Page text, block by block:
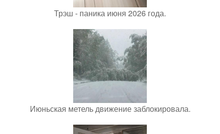
Трэш - паника июня 2026 года.
Июньская метель движение заблокировала.